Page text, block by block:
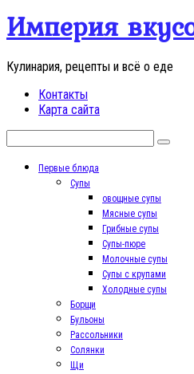
Перейти
контенту
Империя
Кулинария, рецепты и всё о еде
Контакты
Карта сайта
Первые блюда
Супы
овощные супы
Мясные супы
Грибные супы
Супы-пюре
Молочные супы
Супы с крупами
Холодные супы
Борщи
Бульоны
Рассольники
Солянки
Щи